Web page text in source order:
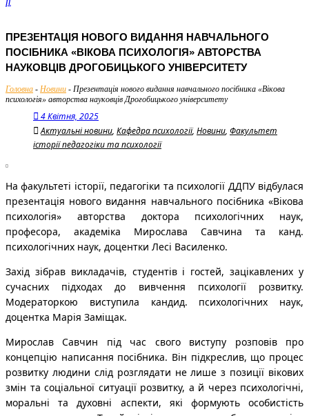
ПРЕЗЕНТАЦІЯ НОВОГО ВИДАННЯ НАВЧАЛЬНОГО
ПОСІБНИКА «ВІКОВА ПСИХОЛОГІЯ» АВТОРСТВА
НАУКОВЦІВ ДРОГОБИЦЬКОГО УНІВЕРСИТЕТУ
Головна - Новини - Презентація нового видання навчального посібника «Вікова
психологія» авторства науковців Дрогобицького університету
4 Квітня, 2025
Актуальні новини, Кафедра психології, Новини, Факультет
історії педагогіки та психології
На факультеті історії, педагогіки та психології ДДПУ відбулася
презентація нового видання навчального посібника «Вікова
психологія» авторства доктора психологічних наук,
професора, академіка Мирослава Савчина та канд.
психологічних наук, доцентки Лесі Василенко.
Захід зібрав викладачів, студентів і гостей, зацікавлених у
сучасних підходах до вивчення психології розвитку.
Модераторкою виступила кандид. психологічних наук,
доцентка Марія Заміщак.
Мирослав Савчин під час свого виступу розповів про
концепцію написання посібника. Він підкреслив, що процес
розвитку людини слід розглядати не лише з позиції вікових
змін та соціальної ситуації розвитку, а й через психологічні,
моральні та духовні аспекти, які формують особистість